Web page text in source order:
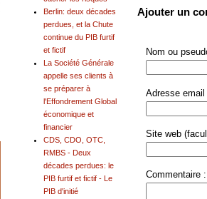
Ajouter un
Nom ou
Adresse email
Site web
Commentaire :
Berlin: deux décades
perdues, et la Chute
continue du PIB furtif
et fictif
La Société Générale
appelle ses clients à
se préparer à
l'Effondrement Global
économique et
financier
CDS, CDO, OTC,
RMBS - Deux
décades perdues: le
PIB furtif et fictif - Le
PIB d'initié